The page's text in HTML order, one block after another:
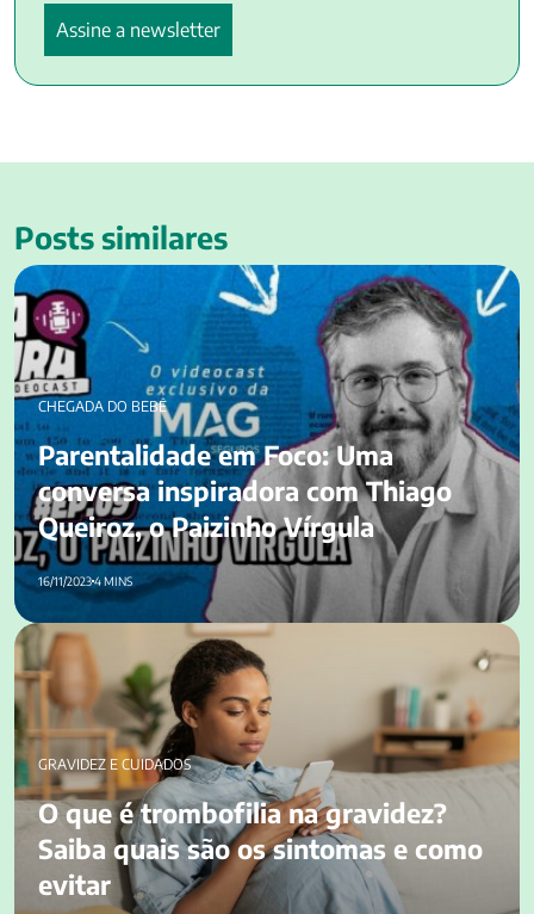
Posts similares
Parentalidade em Foco: Uma conversa inspiradora com
Thiago Queiroz, o Paizinho Vírgula
CHEGADA DO BEBÊ
Parentalidade em Foco: Uma
conversa inspiradora com Thiago
Queiroz, o Paizinho Vírgula
16/11/20234 MINS
O que é trombofilia na gravidez? Saiba quais são os
sintomas e como evitar
GRAVIDEZ E CUIDADOS
O que é trombofilia na gravidez?
Saiba quais são os sintomas e como
evitar